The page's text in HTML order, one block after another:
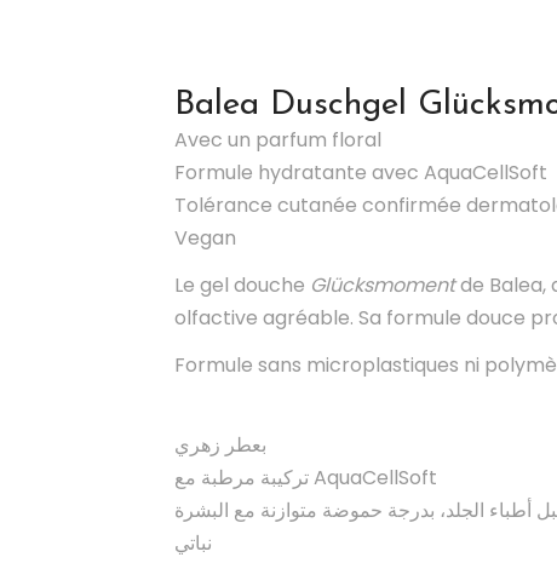
Balea Duschgel
Avec un parfum floral
Formule hydratante avec AquaCellSoft
Tolérance cutanée confirmée
Vegan
Le gel douche Glücksmomentde Balea,
olfactive agréable. Sa formule douce
Formule sans microplastiques ni
بعطر زهري
تركيبة مرطبة مع AquaCellSoft
أطباء الجلد، بدرجة حموضة متوازنة مع البشرة
نباتي